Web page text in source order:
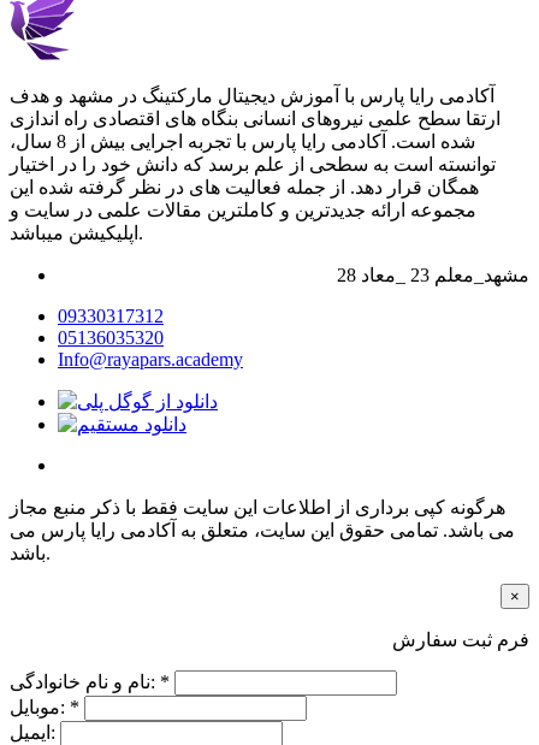
آکادمی رایا پارس با آموزش دیجیتال مارکتینگ در مشهد و هدف
ارتقا سطح علمی نیروهای انسانی بنگاه های اقتصادی راه اندازی
شده است. آکادمی رایا پارس با تجربه اجرایی بیش از 8 سال،
توانسته است به سطحی از علم برسد که دانش خود را در اختیار
همگان قرار دهد. از جمله فعالیت های در نظر گرفته شده این
مجموعه ارائه جدیدترین و کاملترین مقالات علمی در سایت و
اپلیکیشن میباشد.
28 مشهد_معلم 23 _معاد
09330317312
05136035320
Info@rayapars.academy
هرگونه کپی برداری از اطلاعات این سایت فقط با ذکر منبع مجاز
می باشد. تمامی حقوق این سایت، متعلق به آکادمی رایا پارس می
باشد.
×
فرم ثبت سفارش
نام و نام خانوادگی: *
موبایل: *
ایمیل: